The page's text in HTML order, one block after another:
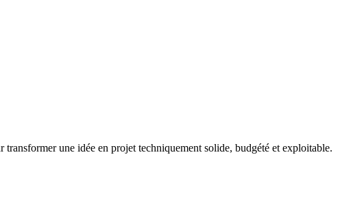
une idée en projet techniquement solide, budgété et exploitable.